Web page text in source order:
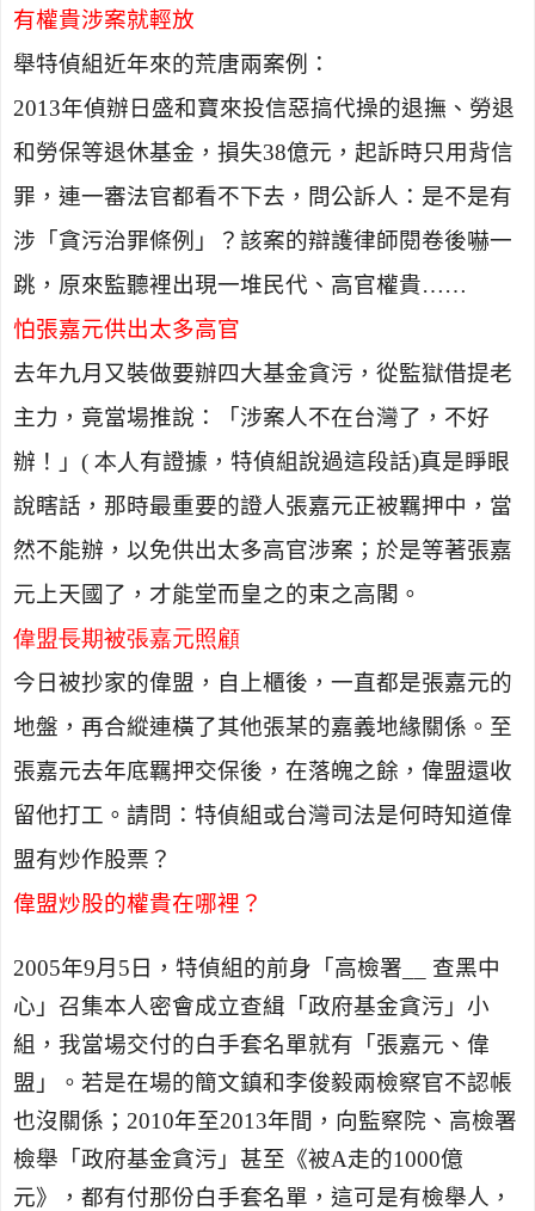
有權貴涉案就輕放
舉特偵組近年來的荒唐兩案例：
2013年偵辦日盛和寶來投信惡搞代操的退撫、勞退
和勞保等退休基金，損失38億元，起訴時只用背信
罪，連一審法官都看不下去，問公訴人：是不是有
涉「貪污治罪條例」？該案的辯護律師閱卷後嚇一
跳，原來監聽裡出現一堆民代、高官權貴……
怕張嘉元供出太多高官
去年九月又裝做要辦四大基金貪污，從監獄借提老
主力，竟當場推說：「涉案人不在台灣了，不好
辦！」 ( 本人 有證據，特偵組說過這段話)真是睜眼
說瞎話，那時最重要的證人張嘉元正被羈押中，當
然不能辦，以免供出太多高官涉案；於是等著張嘉
元上天國了，才能堂而皇之的束之高閣。
偉盟長期被張嘉元照顧
今日被抄家的偉盟，自上櫃後，一直都是張嘉元的
地盤，再合縱連橫了其他張某的嘉義地緣關係。至
張嘉元去年底羈押交保後，在落魄之餘，偉盟還收
留他打工。請問：特偵組或台灣司法是何時知道偉
盟有炒作股票？
偉盟炒股的權貴在哪裡？
2005年9月 5日，特偵組的前身「高檢署
查黑中
心」召集本人密會成立查緝「政府基金貪污」小
組，我當場交付的白手套名單就有「張嘉元、偉
盟」。若是在場的簡文鎮和李俊毅兩檢察官不認帳
也沒關係； 2010年至2013年間，向監察院、高檢署
檢舉「政府基金貪污」甚至《被A走的1000億
元》，都有付那份白手套名單，這可是有檢舉人，